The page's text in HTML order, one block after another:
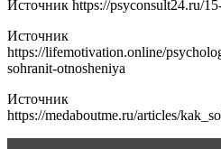
Источник https://psyconsult24.ru/
Источник
https://lifemotivation.online/
sohranit-otnosheniya
Источник
https://medaboutme.ru/articles/